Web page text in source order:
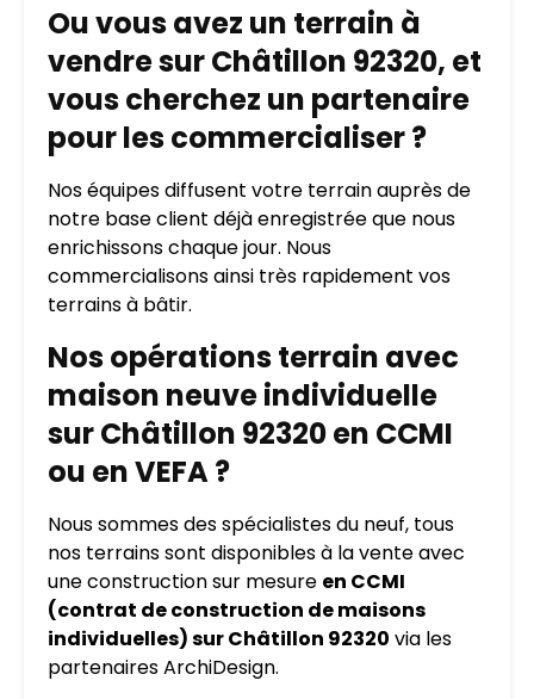
Ou vous avez un terrain à
vendre sur Châtillon 92320, et
vous cherchez un partenaire
pour les commercialiser ?
Nos équipes diffusent votre terrain auprès de
notre base client déjà enregistrée que nous
enrichissons chaque jour. Nous
commercialisons ainsi très rapidement vos
terrains à bâtir.
Nos opérations terrain avec
maison neuve individuelle
sur Châtillon 92320 en CCMI
ou en VEFA ?
Nous sommes des spécialistes du neuf, tous
nos terrains sont disponibles à la vente avec
une construction sur mesure en CCMI
(contrat de construction de maisons
individuelles) sur Châtillon 92320 via les
partenaires ArchiDesign.